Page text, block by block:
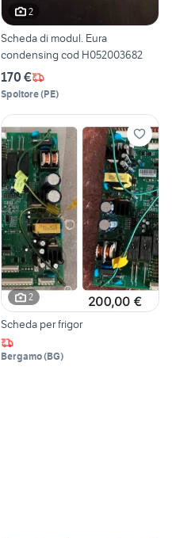
2
Scheda di modul. Eura
condensing cod H052003682
170 €
Spoltore(PE)
2
Scheda per frigor
Bergamo(BG)